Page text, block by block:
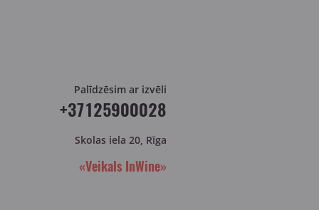
Palīdzēsim ar izvēli
+37125900028
Skolas iela 20, Rīga
«Veikals InWine»